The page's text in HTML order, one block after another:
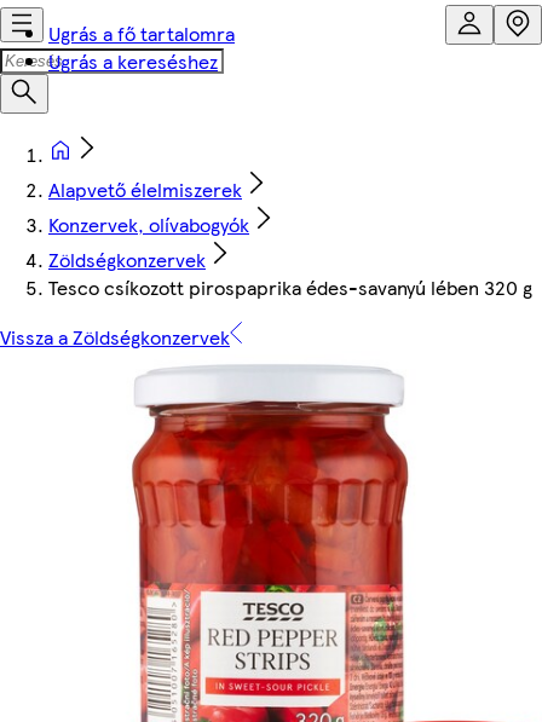
Ugrás a fő tartalomra
Ugrás a kereséshez
Alapvető élelmiszerek
Konzervek, olívabogyók
Zöldségkonzervek
Tesco csíkozott pirospaprika édes-savanyú lében 320 g
Vissza a Zöldségkonzervek